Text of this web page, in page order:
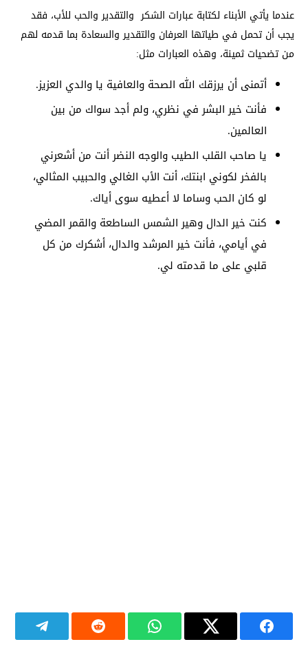
عندما يأتي الأبناء لكتابة عبارات الشكر والتقدير والحب للأب، فقد
يجب أن تحمل في طياتها العرفان والتقدير والسعادة بما قدمه لهم
من تضحيات ثمينة، وهذه العبارات مثل:
أتمنى أن يرزقك الله الصحة والعافية يا والدي العزيز.
فأنت خير البشر في نظري، ولم أجد سواك من بين
العالمين.
يا صاحب القلب الطيب والوجه النضر أنت من أشعرني
بالفخر لكوني ابنتك، أنت الأب الغالي والحبيب المثالي،
لو كان الحب وساما لا أعطيه سوى أياك.
كنت خير الدال وهير الشمس الساطعة والقمر المضي
في أيامي، فأنت خير المرشد والدال، أشكرك من كل
قلبي على ما قدمته لي.